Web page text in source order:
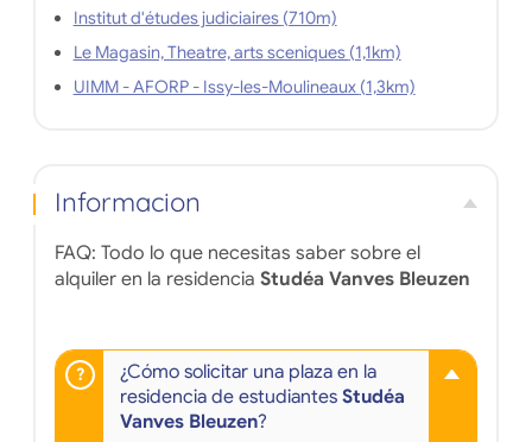
Institut d'études judiciaires (710m)
Le Magasin, Theatre, arts sceniques (1,1km)
UIMM - AFORP - Issy-les-Moulineaux (1,3km)
Informacion
FAQ: Todo lo que necesitas saber sobre el
alquiler en la residencia Studéa Vanves Bleuzen
¿Cómo solicitar una plaza en la
residencia de estudiantes Studéa
Vanves Bleuzen?